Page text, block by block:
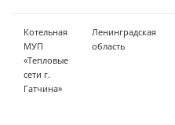
Котельная
МУП
«Тепловые
сети г.
Гатчина»
Ленинградская
область